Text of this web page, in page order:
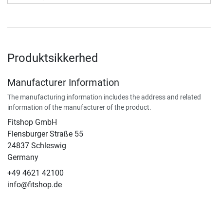
Produktsikkerhed
Manufacturer Information
The manufacturing information includes the address and related
information of the manufacturer of the product.
Fitshop GmbH
Flensburger Straße 55
24837 Schleswig
Germany
+49 4621 42100
info@fitshop.de